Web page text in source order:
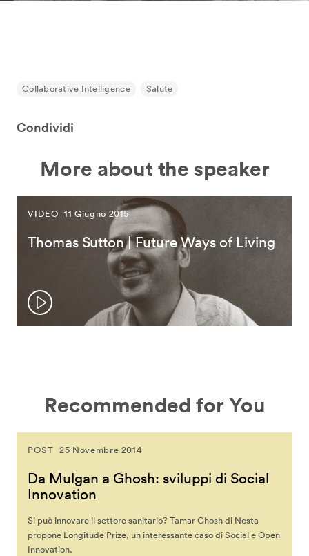
Collaborative Intelligence Salute
Condividi
More about the speaker
VIDEO 11 Giugno 2015
Thomas Sutton | Future Ways of Living
Recommended for You
POST 25 Novembre 2014
Da Mulgan a Ghosh: sviluppi di Social
Innovation
Si può innovare il settore sanitario? Tamar Ghosh di Nesta
propone Longitude Prize, un interessante caso di Social e Open
Innovation.